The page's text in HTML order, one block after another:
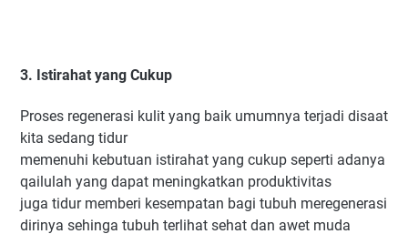
3. Istirahat yang Cukup
Proses regenerasi kulit yang baik umumnya terjadi disaat
kita sedang tidur
memenuhi kebutuan istirahat yang cukup seperti adanya
qailulah yang dapat meningkatkan produktivitas
juga tidur memberi kesempatan bagi tubuh meregenerasi
dirinya sehinga tubuh terlihat sehat dan awet muda